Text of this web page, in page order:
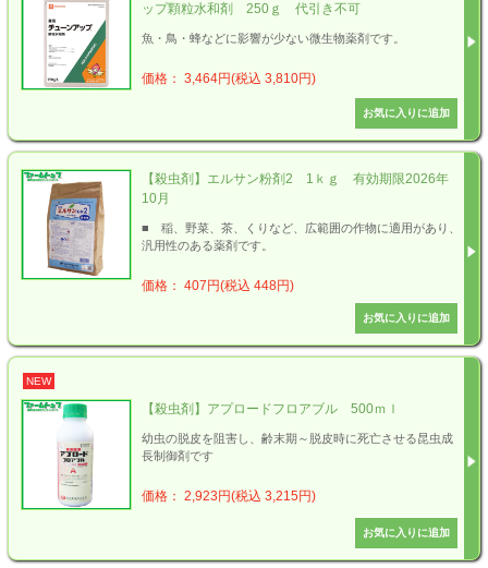
ップ顆粒水和剤 250ｇ 代引き不可
魚・鳥・蜂などに影響が少ない微生物薬剤です。
価格： 3,464円(税込 3,810円)
【殺虫剤】エルサン粉剤2 1ｋｇ 有効期限2026年
10月
■ 稲、野菜、茶、くりなど、広範囲の作物に適用があり、
汎用性のある薬剤です。
価格： 407円(税込 448円)
NEW
【殺虫剤】アプロードフロアブル 500ｍｌ
幼虫の脱皮を阻害し、齢末期～脱皮時に死亡させる昆虫成
長制御剤です
価格： 2,923円(税込 3,215円)